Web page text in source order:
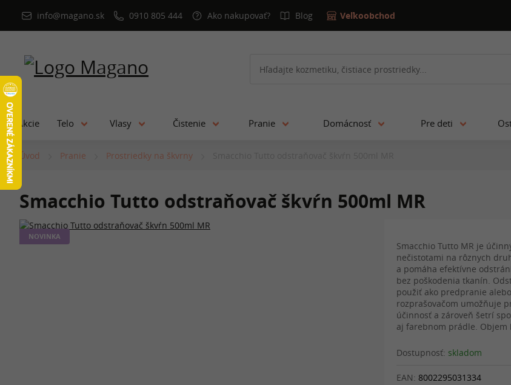
info@magano.sk 0910 805 444 Ako nakupovať? Blog Veľkoobchod
Akcie Telo Vlasy Čistenie Pranie Domácnosť Pre deti
Úvod Pranie Prostriedky na škvrny
Smacchio Tutto odstraňovač škvŕn 500ml MR
NOVINKA
Smacchio Tutto MR je
nečistotami na rôznych
a pomáha efektívne
bez poškodenia tkanín.
použiť ako predpranie
rozprašovačom umožňuje
účinnosť a zároveň šetrí
aj farebnom prádle. Objem
Dostupnosť: skladom
EAN: 8002295031334